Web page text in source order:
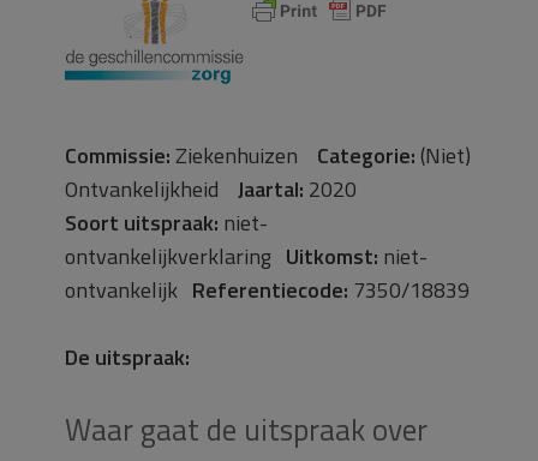
Commissie:Ziekenhuizen Categorie:(Niet)
Ontvankelijkheid Jaartal: 2020
Soort uitspraak: niet-
ontvankelijkverklaring Uitkomst: niet-
ontvankelijk Referentiecode: 7350/18839
De uitspraak:
Waar gaat de uitspraak over